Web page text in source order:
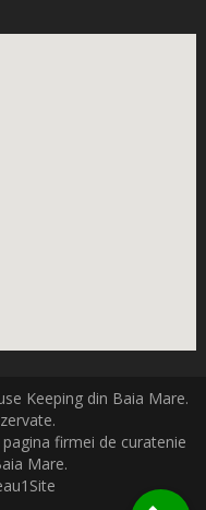
Keeping din Baia Mare.
firmei de curatenie
Mare.